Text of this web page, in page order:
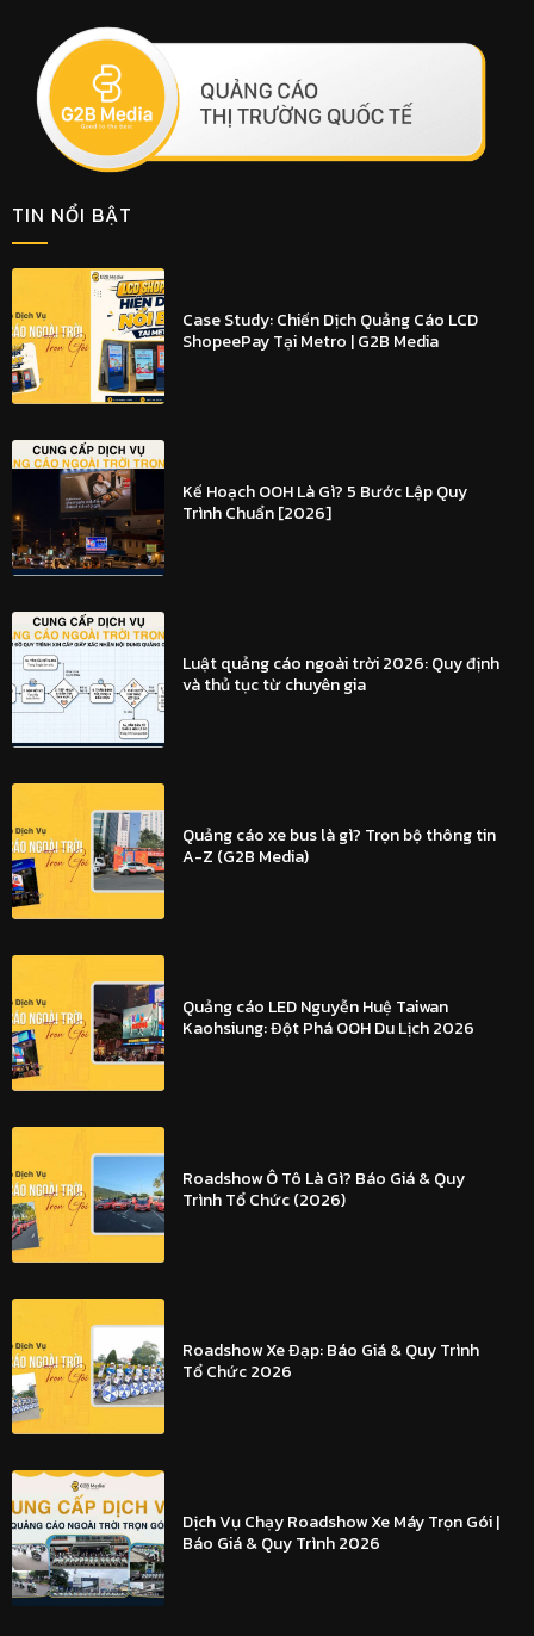
TIN NỔI BẬT
Case Study: Chiến Dịch Quảng Cáo LCD
ShopeePay Tại Metro | G2B Media
Kế Hoạch OOH Là Gì? 5 Bước Lập Quy
Trình Chuẩn [2026]
Luật quảng cáo ngoài trời 2026: Quy định
và thủ tục từ chuyên gia
Quảng cáo xe bus là gì? Trọn bộ thông tin
A-Z (G2B Media)
Quảng cáo LED Nguyễn Huệ Taiwan
Kaohsiung: Đột Phá OOH Du Lịch 2026
Roadshow Ô Tô Là Gì? Báo Giá & Quy
Trình Tổ Chức (2026)
Roadshow Xe Đạp: Báo Giá & Quy Trình
Tổ Chức 2026
Dịch Vụ Chạy Roadshow Xe Máy Trọn Gói |
Báo Giá & Quy Trình 2026